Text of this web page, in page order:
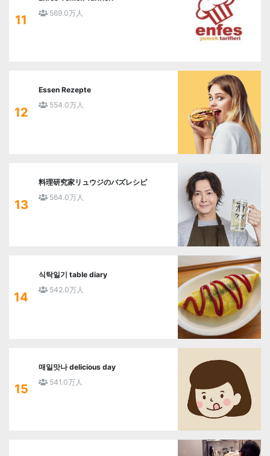
11
569.0万人
12
Essen Rezepte
554.0万人
13
料理研究家リュウジのバズレシピ
564.0万人
14
식탁일기 table diary
542.0万人
15
매일맛나 delicious day
541.0万人